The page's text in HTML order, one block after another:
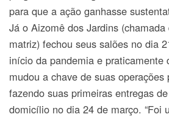
para que a ação ganhasse
Já o Aizomê dos Jardins (chamada
matriz) fechou seus salões no dia
início da pandemia e praticamente
mudou a chave de suas operações
fazendo suas primeiras entregas
domicílio no dia 24 de março. “Foi